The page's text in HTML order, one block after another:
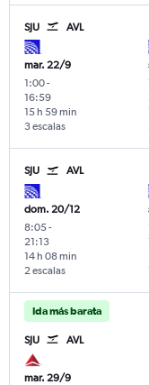
SJU AVL
mar. 22/9
1:00-
16:59
3 escalas
15 h 59 min
SJU AVL
dom. 20/12
8:05-
21:13
2 escalas
14 h 08 min
Ida más barata
SJU AVL
mar. 29/9